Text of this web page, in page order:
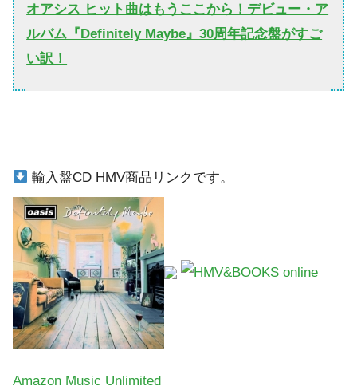
オアシス ヒット曲はもうここから！デビュー・ア
ルバム『Definitely Maybe』30周年記念盤がすご
い訳！
輸入盤CD HMV商品リンクです。
Amazon Music Unlimited